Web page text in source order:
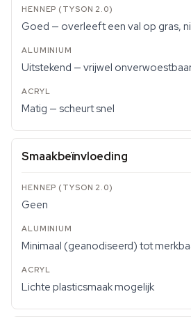
Goed — overleeft een val op gras,
Uitstekend — vrijwel
Matig — scheurt snel
Smaakbeïnvloeding
Geen
Minimaal (geanodiseerd) tot
Lichte plasticsmaak mogelijk